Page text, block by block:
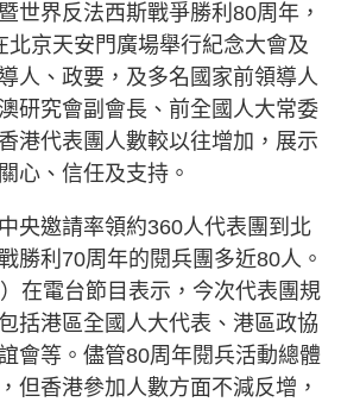
世界反法西斯戰爭勝利80周年，
北京天安門廣場舉行紀念大會及
人、政要，及多名國家前領導人
研究會副會長、前全國人大常委
港代表團人數較以往增加，展示
心、信任及支持。
央邀請率領約360人代表團到北
勝利70周年的閱兵團多近80人。
在電台節目表示，今次代表團規
括港區全國人大代表、港區政協
會等。儘管80周年閱兵活動總體
但香港參加人數方面不減反增，